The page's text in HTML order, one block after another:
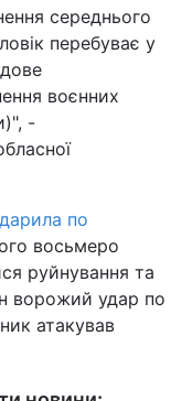
середнього
перебуває у
воєнних
-
по
восьмеро
руйнування та
ворожий удар по
атакував